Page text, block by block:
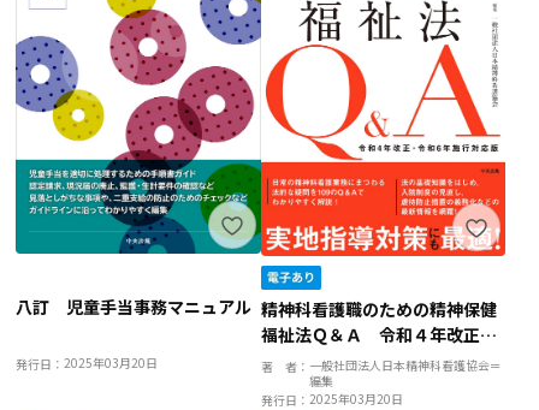
八訂 児童手当事務マニュアル
発行日：2025年03月20日
精神科看護職のための精神保健
福祉法Ｑ＆Ａ 令和４年改正・
令和６年施行対応版
著 者： 一般社団法人日本精神科看護協会＝
編集
発行日： 2025年03月20日